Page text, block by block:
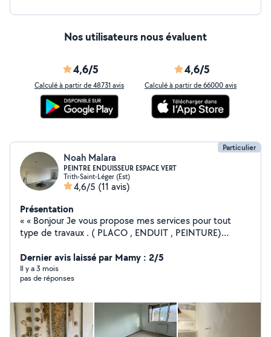
Nos utilisateurs nous évaluent
4,6/5
Calculé à partir de 48731 avis
4,6/5
Calculé à partir de 66000 avis
Particulier
Noah Malara
PEINTRE ENDUISSEUR ESPACE VERT
Trith-Saint-Léger (Est)
4,6/5 (11 avis)
Présentation
« « Bonjour Je vous propose mes services pour tout
type de travaux . ( PLACO , ENDUIT , PEINTURE)
satisfaire dans vos demandes . J'ai l'idée d'ouvrir ma
propre micro entreprise cet pour cela que je m'applique
dans mon travail et de faire des tarif correct Je reste à
Dernier avis laissé par Mamy : 2/5
Il y a 3 mois
pas de réponses